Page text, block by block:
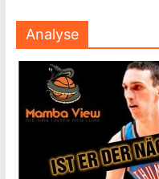
Analyse